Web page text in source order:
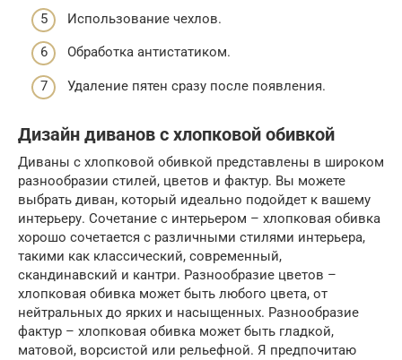
Использование чехлов.
Обработка антистатиком.
Удаление пятен сразу после появления.
Дизайн диванов с хлопковой обивкой
Диваны с хлопковой обивкой представлены в широком
разнообразии стилей, цветов и фактур. Вы можете
выбрать диван, который идеально подойдет к вашему
интерьеру. Сочетание с интерьером – хлопковая обивка
хорошо сочетается с различными стилями интерьера,
такими как классический, современный,
скандинавский и кантри. Разнообразие цветов –
хлопковая обивка может быть любого цвета, от
нейтральных до ярких и насыщенных. Разнообразие
фактур – хлопковая обивка может быть гладкой,
матовой, ворсистой или рельефной. Я предпочитаю